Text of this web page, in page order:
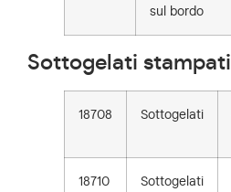
sul bordo
Sottogelati stampati
18708 Sottogelati
18710 Sottogelati